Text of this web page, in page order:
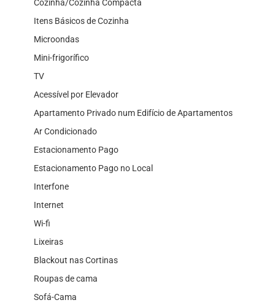
Cozinha/Cozinha Compacta
Itens Básicos de Cozinha
Microondas
Mini-frigorífico
TV
Acessível por Elevador
Apartamento Privado num Edifício de Apartamentos
Ar Condicionado
Estacionamento Pago
Estacionamento Pago no Local
Interfone
Internet
Wi-fi
Lixeiras
Blackout nas Cortinas
Roupas de cama
Sofá-Cama